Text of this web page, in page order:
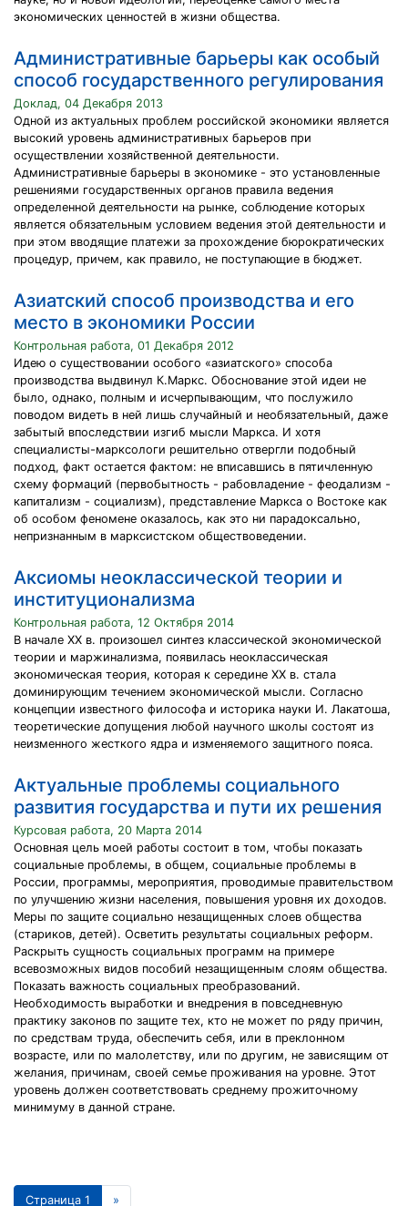
экономических ценностей в жизни общества.
Административные барьеры как особый
способ государственного регулирования
Доклад, 04 Декабря 2013
Одной из актуальных проблем российской экономики является
высокий уровень административных барьеров при
осуществлении хозяйственной деятельности.
Административные барьеры в экономике - это установленные
решениями государственных органов правила ведения
определенной деятельности на рынке, соблюдение которых
является обязательным условием ведения этой деятельности и
при этом вводящие платежи за прохождение бюрократических
процедур, причем, как правило, не поступающие в бюджет.
Азиатский способ производства и его
место в экономики России
Контрольная работа, 01 Декабря 2012
Идею о существовании особого «азиатского» способа
производства выдвинул К.Маркс. Обоснование этой идеи не
было, однако, полным и исчерпывающим, что послужило
поводом видеть в ней лишь случайный и необязательный, даже
забытый впоследствии изгиб мысли Маркса. И хотя
специалисты-марксологи решительно отвергли подобный
подход, факт остается фактом: не вписавшись в пятичленную
схему формаций (первобытность - рабовладение - феодализм -
капитализм - социализм), представление Маркса о Востоке как
об особом феномене оказалось, как это ни парадоксально,
непризнанным в марксистском обществоведении.
Аксиомы неоклассической теории и
институционализма
Контрольная работа, 12 Октября 2014
В начале XX в. произошел синтез классической экономической
теории и маржинализма, появилась неоклассическая
экономическая теория, которая к середине ХХ в. стала
доминирующим течением экономической мысли. Согласно
концепции известного философа и историка науки И. Лакатоша,
теоретические допущения любой научного школы состоят из
неизменного жесткого ядра и изменяемого защитного пояса.
Актуальные проблемы социального
развития государства и пути их решения
Курсовая работа, 20 Марта 2014
Основная цель моей работы состоит в том, чтобы показать
социальные проблемы, в общем, социальные проблемы в
России, программы, мероприятия, проводимые правительством
по улучшению жизни населения, повышения уровня их доходов.
Меры по защите социально незащищенных слоев общества
(стариков, детей). Осветить результаты социальных реформ.
Раскрыть сущность социальных программ на примере
всевозможных видов пособий незащищенным слоям общества.
Показать важность социальных преобразований.
Необходимость выработки и внедрения в повседневную
практику законов по защите тех, кто не может по ряду причин,
по средствам труда, обеспечить себя, или в преклонном
возрасте, или по малолетству, или по другим, не зависящим от
желания, причинам, своей семье проживания на уровне. Этот
уровень должен соответствовать среднему прожиточному
минимуму в данной стране.
Страница 1 »